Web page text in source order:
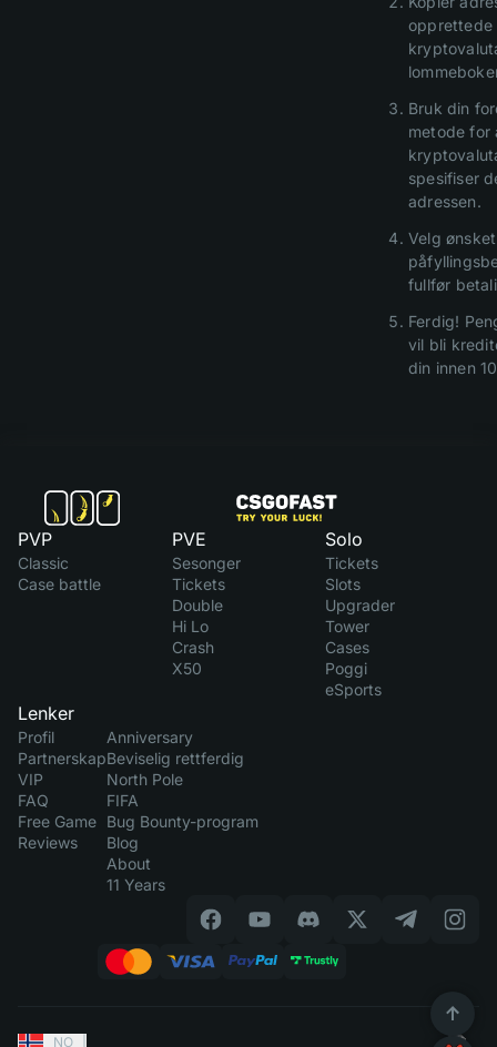
opprettede
Bruk din
metode for
spesifiser
adressen.
Velg ønsket
fullfør
Ferdig!
vil bli
din innen
PVP
Classic
Case battle
PVE
Sesonger
Tickets
Double
Hi Lo
Crash
X50
Solo
Tickets
Slots
Upgrader
Tower
Cases
Poggi
eSports
Lenker
Profil
Partnerskap
VIP
FAQ
Free Game
Reviews
Anniversary
Beviselig rettferdig
North Pole
FIFA
Bug Bounty-program
Blog
About
11 Years
NO